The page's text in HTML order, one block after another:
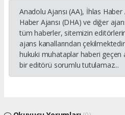
Anadolu Ajansı (AA), İhlas
Haber Ajansı (DHA) ve diğer
tüm haberler, sitemizin
ajans kanallarından
hukuki muhataplar haberi
bir editörü sorumlu tutulamaz...